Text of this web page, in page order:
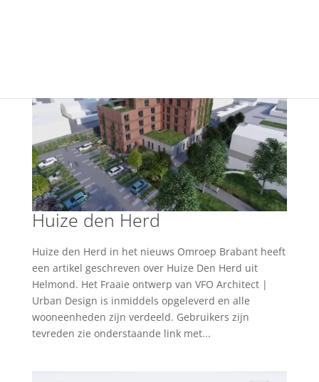
Huize den Herd
Huize den Herd in het nieuws Omroep Brabant heeft
een artikel geschreven over Huize Den Herd uit
Helmond. Het Fraaie ontwerp van VFO Architect |
Urban Design is inmiddels opgeleverd en alle
wooneenheden zijn verdeeld. Gebruikers zijn
tevreden zie onderstaande link met...